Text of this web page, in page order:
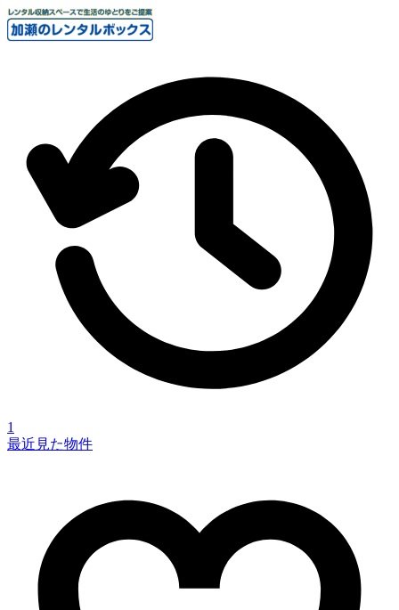
1
最近見た物件